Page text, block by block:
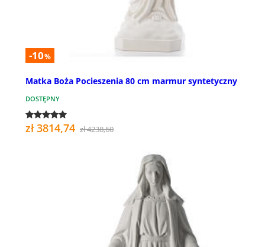
-10%
Matka Boża Pocieszenia 80 cm marmur syntetyczny
DOSTĘPNY
zł 3814,74 zł 4238,60